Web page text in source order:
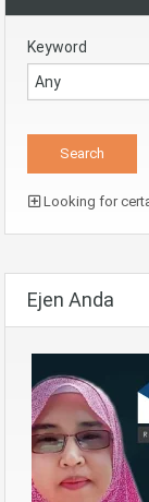
Keyword
Looking for
Ejen Anda